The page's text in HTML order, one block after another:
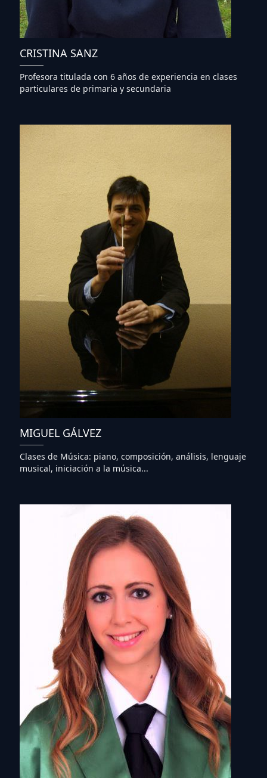
CRISTINA SANZ
Profesora titulada con 6 años de experiencia en clases
particulares de primaria y secundaria
MIGUEL GÁLVEZ
Clases de Música: piano, composición, análisis, lenguaje
musical, iniciación a la música...